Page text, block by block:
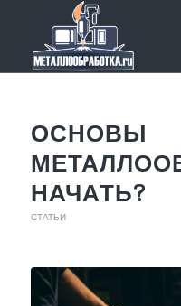
ОСНОВЫ
НАЧАТЬ?
СТАТЬИ